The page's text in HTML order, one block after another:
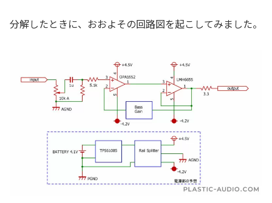
分解したときに、おおよその回路図を起こしてみました。